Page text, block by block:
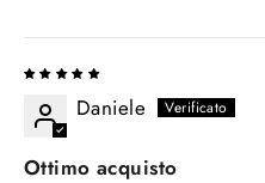
Daniele
Ottimo acquisto